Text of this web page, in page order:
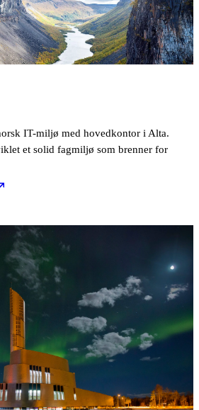
IT-miljø med hovedkontor i Alta.
et solid fagmiljø som brenner for